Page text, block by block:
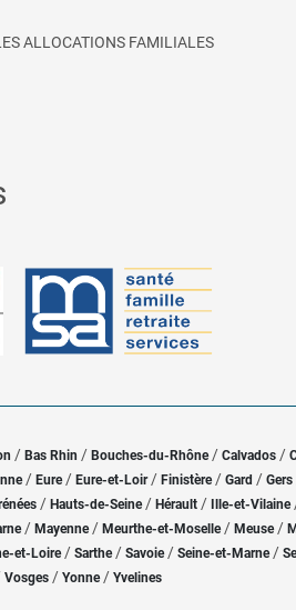
ALLOCATIONS FAMILIALES
/ Bas Rhin / Bouches-du-Rhône/ Calvados /
/ Eure/ Eure-et-Loir / Finistère/ Gard / Gers
/ Hauts-de-Seine/ Hérault / Ille-et-Vilaine
/ Mayenne/ Meurthe-et-Moselle/ Meuse/
et-Loire/ Sarthe/ Savoie/ Seine-et-Marne/
Vosges / Yonne/ Yvelines